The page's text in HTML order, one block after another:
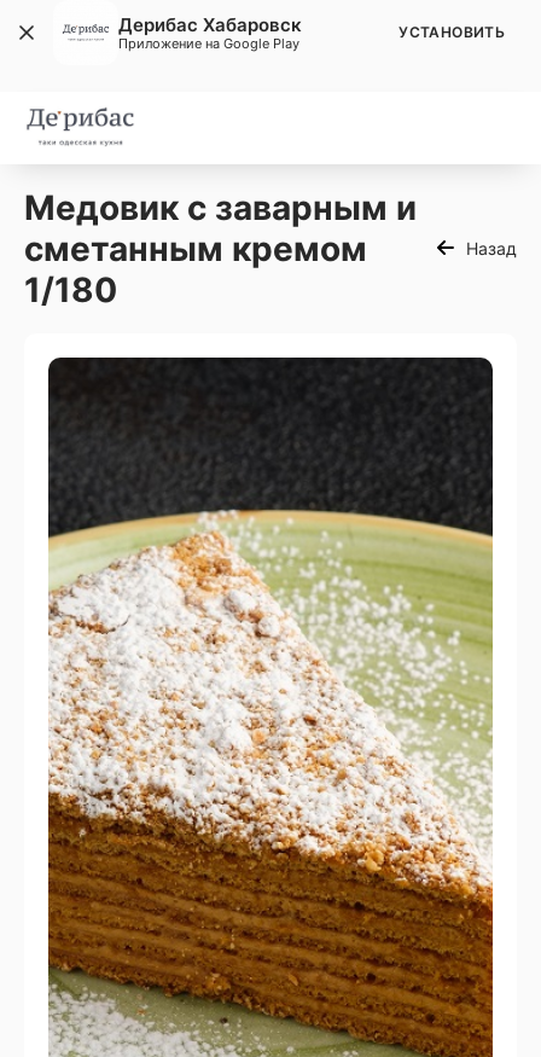
Медовик с заварным и
сметанным кремом
1/180
Назад
Дерибас Хабаровск
Приложение на Google Play
УСТАНОВИТЬ